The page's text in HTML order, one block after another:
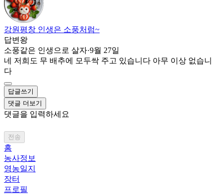
강원평창 인생은 소풍처럼~
답변왕
소풍같은 인생으로 살자·9월 27일
네 저희도 무 배추에 모두싹 주고 있습니다 아무 이상 없습니
다
답글쓰기
댓글 더보기
댓글을 입력하세요
전송
홈
농사정보
영농일지
장터
프로필